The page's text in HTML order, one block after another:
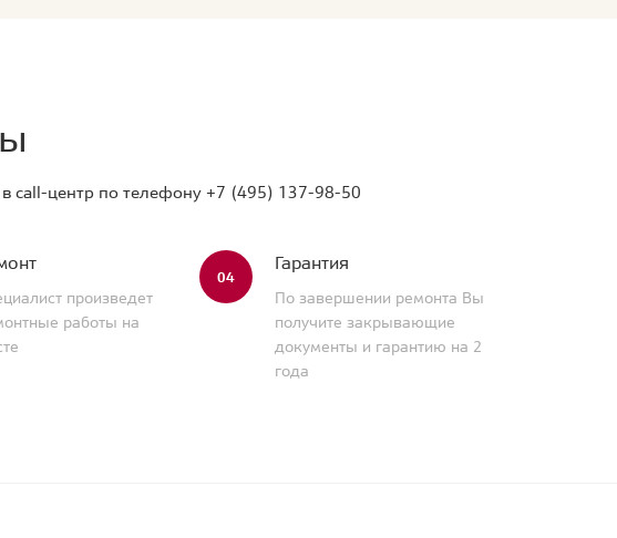
call-центр по телефону +7 (495) 137-98-50
произведет
работы на
04
Гарантия
По завершении ремонта Вы
получите закрывающие
документы и гарантию на 2
года